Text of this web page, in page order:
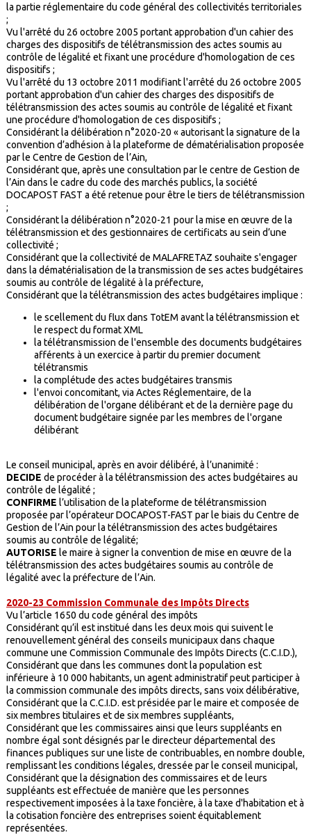
la partie réglementaire du code général des collectivités territoriales
;
Vu l'arrêté du 26 octobre 2005 portant approbation d'un cahier des
charges des dispositifs de télétransmission des actes soumis au
contrôle de légalité et fixant une procédure d'homologation de ces
dispositifs ;
Vu l'arrêté du 13 octobre 2011 modifiant l'arrêté du 26 octobre 2005
portant approbation d'un cahier des charges des dispositifs de
télétransmission des actes soumis au contrôle de légalité et fixant
une procédure d'homologation de ces dispositifs ;
Considérant la délibération n°2020-20 « autorisant la signature de la
convention d’adhésion à la plateforme de dématérialisation proposée
par le Centre de Gestion de l’Ain,
Considérant que, après une consultation par le centre de Gestion de
l’Ain dans le cadre du code des marchés publics, la société
DOCAPOST FAST a été retenue pour être le tiers de télétransmission
;
Considérant la délibération n°2020-21 pour la mise en œuvre de la
télétransmission et des gestionnaires de certificats au sein d’une
collectivité ;
Considérant que la collectivité de MALAFRETAZ souhaite s'engager
dans la dématérialisation de la transmission de ses actes budgétaires
soumis au contrôle de légalité à la préfecture,
Considérant que la télétransmission des actes budgétaires implique :
le scellement du flux dans TotEM avant la télétransmission et
le respect du format XML
la télétransmission de l'ensemble des documents budgétaires
afférents à un exercice à partir du premier document
télétransmis
la complétude des actes budgétaires transmis
l'envoi concomitant, via Actes Réglementaire, de la
délibération de l'organe délibérant et de la dernière page du
document budgétaire signée par les membres de l'organe
délibérant
Le conseil municipal, après en avoir délibéré, à l’unanimité :
DECIDE de procéder à la télétransmission des actes budgétaires au
contrôle de légalité ;
CONFIRME l’utilisation de la plateforme de télétransmission
proposée par l’opérateur DOCAPOST-FAST par le biais du Centre de
Gestion de l’Ain pour la télétransmission des actes budgétaires
soumis au contrôle de légalité;
AUTORISE le maire à signer la convention de mise en œuvre de la
télétransmission des actes budgétaires soumis au contrôle de
légalité avec la préfecture de l’Ain.
2020-23 Commission Communale des Impôts Directs
Vu l’article 1650 du code général des impôts
Considérant qu’il est institué dans les deux mois qui suivent le
renouvellement général des conseils municipaux dans chaque
commune une Commission Communale des Impôts Directs (C.C.I.D.),
Considérant que dans les communes dont la population est
inférieure à 10 000 habitants, un agent administratif peut participer à
la commission communale des impôts directs, sans voix délibérative,
Considérant que la C.C.I.D. est présidée par le maire et composée de
six membres titulaires et de six membres suppléants,
Considérant que les commissaires ainsi que leurs suppléants en
nombre égal sont désignés par le directeur départemental des
finances publiques sur une liste de contribuables, en nombre double,
remplissant les conditions légales, dressée par le conseil municipal,
Considérant que la désignation des commissaires et de leurs
suppléants est effectuée de manière que les personnes
respectivement imposées à la taxe foncière, à la taxe d'habitation et à
la cotisation foncière des entreprises soient équitablement
représentées.